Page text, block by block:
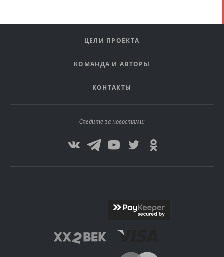
ЦЕЛИ ПРОЕКТА
КОМАНДА И АВТОРЫ
КОНТАКТЫ
Следите за новостями: